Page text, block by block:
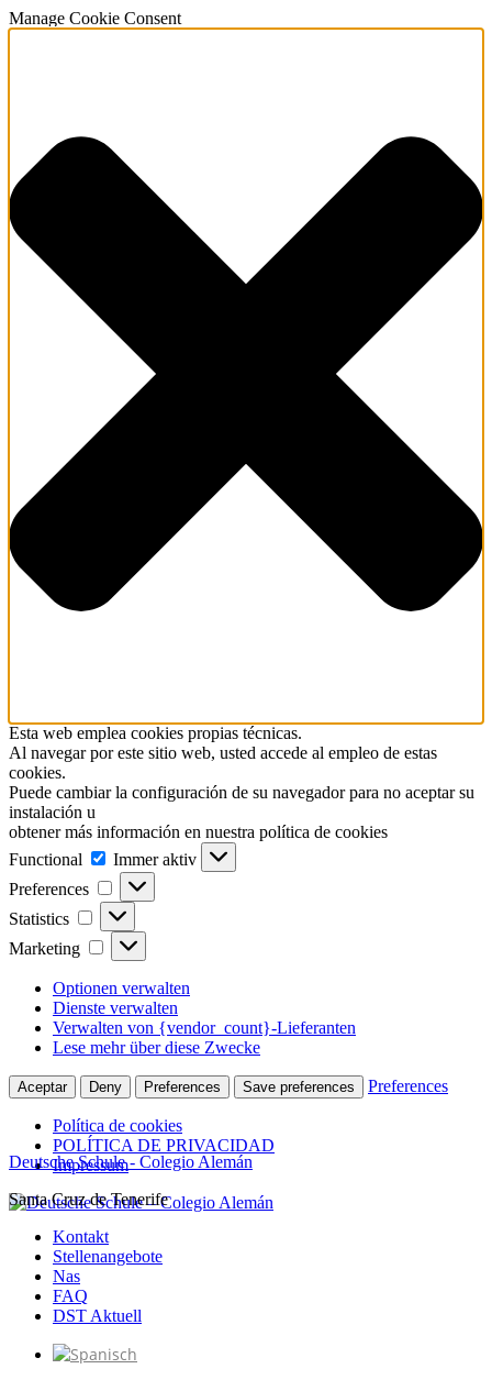
Manage Cookie Consent
Esta web emplea cookies propias técnicas.
Al navegar por este sitio web, usted accede al empleo de estas
cookies.
Puede cambiar la configuración de su navegador para no aceptar su
instalación u
obtener más información en nuestra política de cookies
Functional
Functional
Immer aktiv
Preferences
Preferences
Statistics Statistics
Marketing Marketing
Optionen verwalten
Dienste verwalten
Verwalten von {vendor_count}-Lieferanten
Lese mehr über diese Zwecke
Aceptar Deny Preferences Save preferences Preferences
Política de cookies
POLÍTICA DE PRIVACIDAD
Impressum
Zum
springen
Deutsche Schule - Colegio Alemán
Santa Cruz de Tenerife
Kontakt
Stellenangebote
Nas
FAQ
DST Aktuell